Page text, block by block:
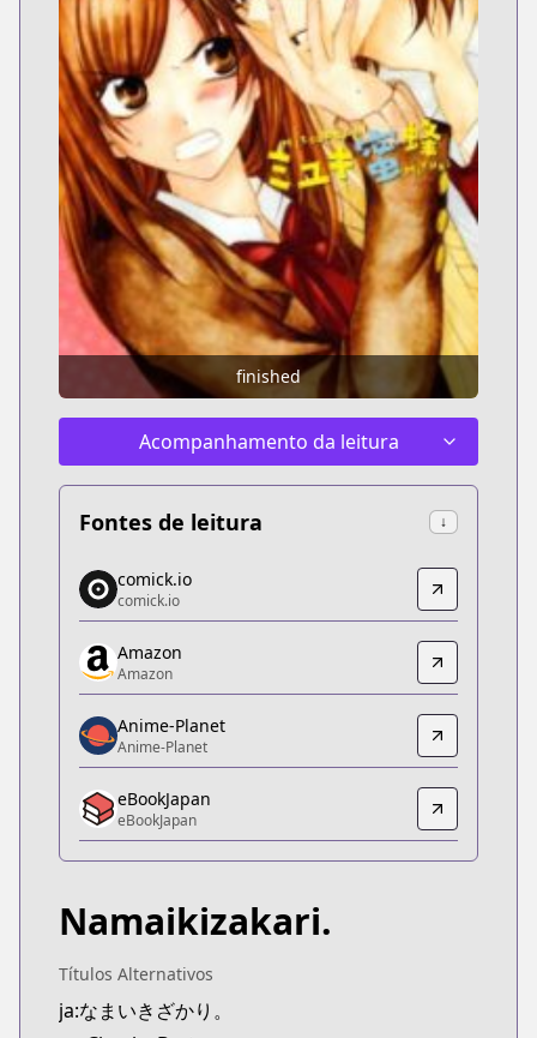
finished
Acompanhamento da leitura
Fontes de leitura ↓
comick.io
comick.io
https://comick.io/comic/namaikizakari
Amazon
Amazon
https://www.amazon.co.jp/-/en/gp/product/
Anime-Planet
Anime-Planet
https://www.anime-planet.com/manga/
eBookJapan
eBookJapan
Kitsu
https://kitsu.app/manga/25496
CDJapan
CDJapan
comick.io
comick.io
Amazon
Amazon
Anime-Planet
Anime-Planet
eBookJapan
eBookJapan
Namaikizakari.
Títulos Alternativos
ja:なまいきざかり。